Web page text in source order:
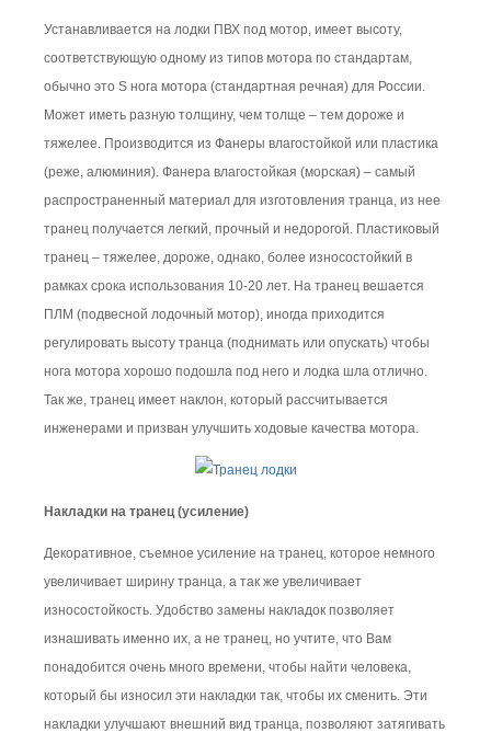
Устанавливается на лодки ПВХ под мотор, имеет высоту,
соответствующую одному из типов мотора по стандартам,
обычно это S нога мотора (стандартная речная) для России.
Может иметь разную толщину, чем толще – тем дороже и
тяжелее. Производится из Фанеры влагостойкой или пластика
(реже, алюминия). Фанера влагостойкая (морская) – самый
распространенный материал для изготовления транца, из нее
транец получается легкий, прочный и недорогой. Пластиковый
транец – тяжелее, дороже, однако, более износостойкий в
рамках срока использования 10-20 лет. На транец вешается
ПЛМ (подвесной лодочный мотор), иногда приходится
регулировать высоту транца (поднимать или опускать) чтобы
нога мотора хорошо подошла под него и лодка шла отлично.
Так же, транец имеет наклон, который рассчитывается
инженерами и призван улучшить ходовые качества мотора.
Накладки на транец (усиление)
Декоративное, съемное усиление на транец, которое немного
увеличивает ширину транца, а так же увеличивает
износостойкость. Удобство замены накладок позволяет
изнашивать именно их, а не транец, но учтите, что Вам
понадобится очень много времени, чтобы найти человека,
который бы износил эти накладки так, чтобы их сменить. Эти
накладки улучшают внешний вид транца, позволяют затягивать